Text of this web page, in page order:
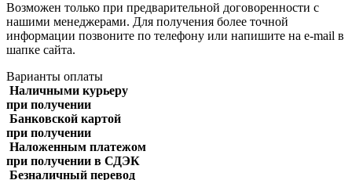
Возможен только при предварительной договоренности с
нашими менеджерами. Для получения более точной
информации позвоните по телефону или напишите на e-mail в
шапке сайта.
Варианты оплаты
Наличными курьеру
при получении
Банковской картой
при получении
Наложенным платежом
при получении в СДЭК
Безналичный перевод